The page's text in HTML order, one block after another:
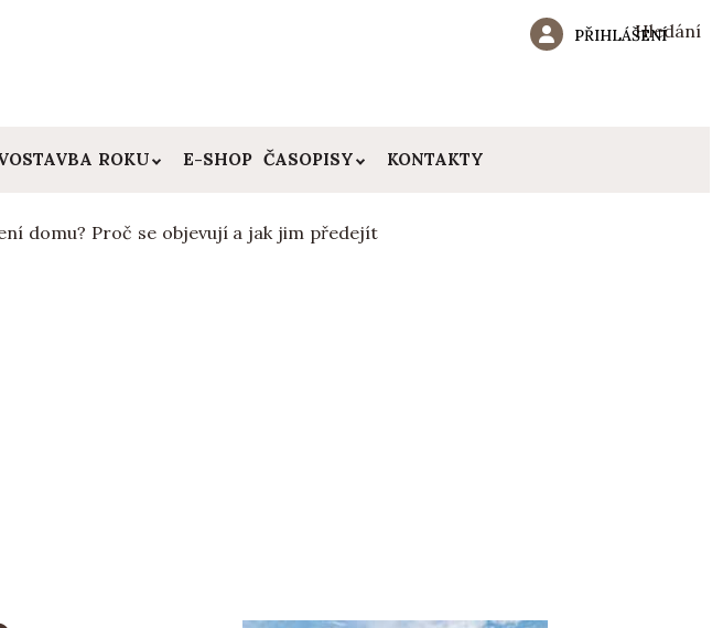
Hledání
PŘIHLÁŠENÍ
ROKU E-SHOP ČASOPISY KONTAKTY
domu? Proč se objevují a jak jim předejít